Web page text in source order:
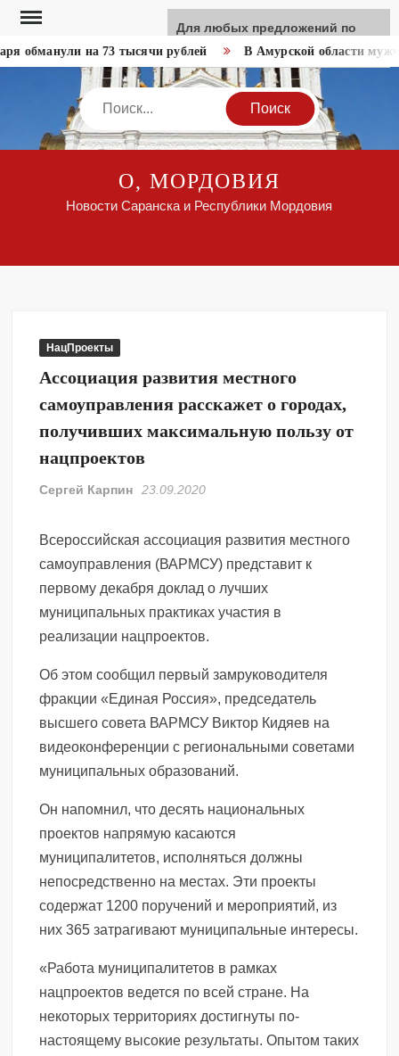
Перейти
содержимому
обманули на 73 тысячи рублей В Амурской области
Search
О, МОРДОВИЯ
Новости Саранска и Республики Мордовия
НацПроекты
Ассоциация развития местного
самоуправления расскажет о городах,
получивших максимальную пользу от
нацпроектов
Сергей Карпин 23.09.2020
Всероссийская ассоциация развития местного
самоуправления (ВАРМСУ) представит к
первому декабря доклад о лучших
муниципальных практиках участия в
реализации нацпроектов.
Об этом сообщил первый замруководителя
фракции «Единая Россия», председатель
высшего совета ВАРМСУ Виктор Кидяев на
видеоконференции с региональными советами
муниципальных образований.
Он напомнил, что десять национальных
проектов напрямую касаются
муниципалитетов, исполняться должны
непосредственно на местах. Эти проекты
содержат 1200 поручений и мероприятий, из
них 365 затрагивают муниципальные интересы.
«Работа муниципалитетов в рамках
нацпроектов ведется по всей стране. На
некоторых территориях достигнуты по-
настоящему высокие результаты. Опытом таких
Для любых предложений по
сайту: like-news@cp9.ru